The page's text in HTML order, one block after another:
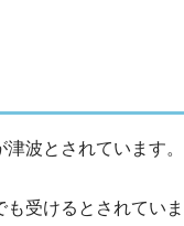
波とされています。
受けるとされていま